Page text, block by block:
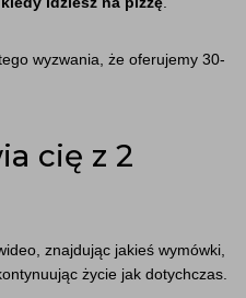
wyzwania, że oferujemy 30-
cię z 2
znajdując jakieś wymówki,
życie jak dotychczas.